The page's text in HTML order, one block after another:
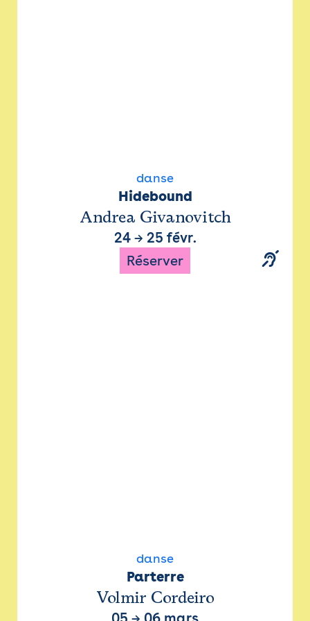
danse
Hidebound
Andrea Givanovitch
24→ 25 févr.
Réserver
danse
Parterre
Volmir Cordeiro